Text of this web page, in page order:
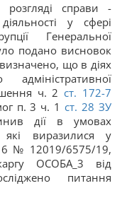
справи -
у сфері
Генеральної
подано висновок
що в діях
ч. 2ст. 172-7
п. 3 ч. 1ст. 28 ЗУ
дії в умовах
які виразилися у
№ 12019/6575/19,
ОСОБА_3 від
питання